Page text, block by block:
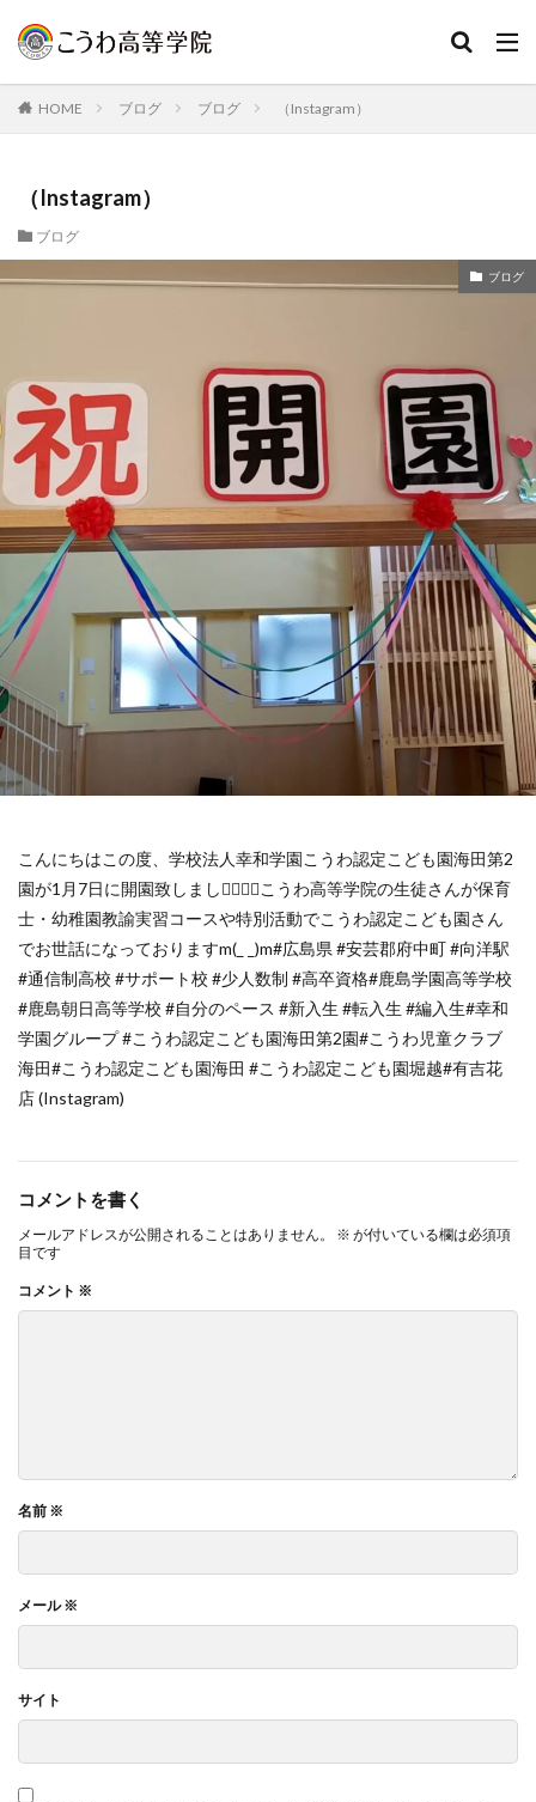
HOME ブログ ブログ （Instagram）
（Instagram）
ブログ
ブログ
こんにちは️この度、学校法人幸和学園こうわ認定こども園海田第2
園が1月7日に開園致しました🏻🏻🏻こうわ高等学院の生徒さんが保育
士・幼稚園教諭実習コースや特別活動でこうわ認定こども園さん
でお世話になっておりますm(_ _)m#広島県 #安芸郡府中町 #向洋駅
#通信制高校 #サポート校 #少人数制 #高卒資格#鹿島学園高等学校
#鹿島朝日高等学校 #自分のペース #新入生 #転入生 #編入生#幸和
学園グループ #こうわ認定こども園海田第2園#こうわ児童クラブ
海田#こうわ認定こども園海田 #こうわ認定こども園堀越#有吉花
店 (Instagram)
コメントを書く
メールアドレスが公開されることはありません。 ※ が付いている欄は必須項
目です
コメント ※
名前 ※
メール※
サイト